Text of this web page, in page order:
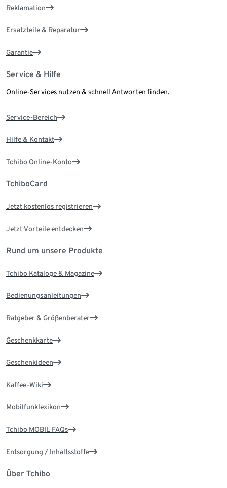
Reklamation
Ersatzteile & Reparatur
Garantie
Service & Hilfe
Online-Services nutzen & schnell Antworten finden.
Service-Bereich
Hilfe & Kontakt
Tchibo Online-Konto
TchiboCard
Jetzt kostenlos registrieren
Jetzt Vorteile entdecken
Rund um unsere Produkte
Tchibo Kataloge & Magazine
Bedienungsanleitungen
Ratgeber & Größenberater
Geschenkkarte
Geschenkideen
Kaffee-Wiki
Mobilfunklexikon
Tchibo MOBIL FAQs
Entsorgung / Inhaltsstoffe
Über Tchibo